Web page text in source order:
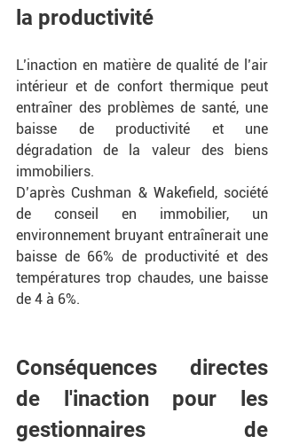
la productivité
L’inaction en matière de qualité de l’air
intérieur et de confort thermique peut
entraîner des problèmes de santé, une
baisse de productivité et une
dégradation de la valeur des biens
immobiliers.
D’après Cushman & Wakefield, société
de conseil en immobilier, un
environnement bruyant entraînerait une
baisse de 66% de productivité et des
températures trop chaudes, une baisse
de 4 à 6%.
Conséquences directes
de l'inaction pour les
gestionnaires de